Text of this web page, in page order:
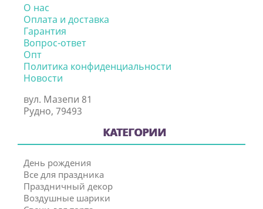
О нас
Оплата и доставка
Гарантия
Вопрос-ответ
Опт
Политика конфиденциальности
Новости
вул. Мазепи 81
Рудно, 79493
КАТЕГОРИИ
День рождения
Все для праздника
Праздничный декор
Воздушные шарики